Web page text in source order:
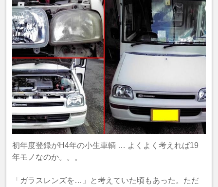
初年度登録がH4年の小生車輌 … よくよく考えれば19
年モノなのか。。。
「ガラスレンズを…」と考えていた頃もあった。ただ